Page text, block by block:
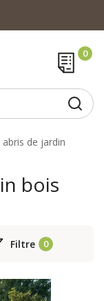
abris de jardin
bois
Filtre